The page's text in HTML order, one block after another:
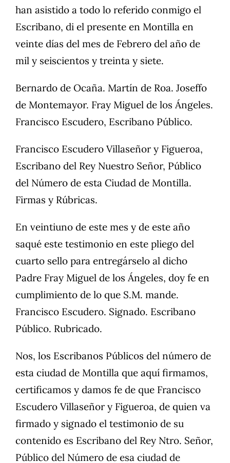
han asistido a todo lo referido conmigo el
Escribano, di el presente en Montilla en
veinte días del mes de Febrero del año de
mil y seiscientos y treinta y siete.
Bernardo de Ocaña. Martín de Roa. Joseffo
de Montemayor. Fray Miguel de los Ángeles.
Francisco Escudero, Escribano Público.
Francisco Escudero Villaseñor y Figueroa,
Escribano del Rey Nuestro Señor, Público
del Número de esta Ciudad de Montilla.
Firmas y Rúbricas.
En veintiuno de este mes y de este año
saqué este testimonio en este pliego del
cuarto sello para entregárselo al dicho
Padre Fray Miguel de los Ángeles, doy fe en
cumplimiento de lo que S.M. mande.
Francisco Escudero. Signado. Escribano
Público. Rubricado.
Nos, los Escribanos Públicos del número de
esta ciudad de Montilla que aquí firmamos,
certificamos y damos fe de que Francisco
Escudero Villaseñor y Figueroa, de quien va
firmado y signado el testimonio de su
contenido es Escribano del Rey Ntro. Señor,
Público del Número de esa ciudad de